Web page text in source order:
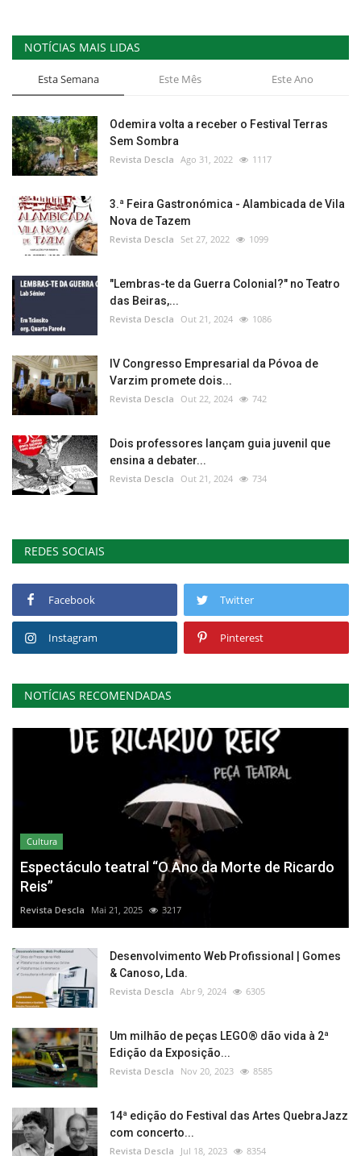
NOTÍCIAS MAIS LIDAS
Esta Semana Este Mês Este Ano
Odemira volta a receber o Festival Terras
Sem Sombra
Revista Descla Ago 31, 2022 1117
3.ª Feira Gastronómica - Alambicada de Vila
Nova de Tazem
Revista Descla Set 27, 2022 1099
"Lembras-te da Guerra Colonial?" no Teatro
das Beiras,...
Revista Descla Out 21, 2024 1086
IV Congresso Empresarial da Póvoa de
Varzim promete dois...
Revista Descla Out 22, 2024 742
Dois professores lançam guia juvenil que
ensina a debater...
Revista Descla Out 21, 2024 734
REDES SOCIAIS
Facebook Twitter
Instagram Pinterest
NOTÍCIAS RECOMENDADAS
Cultura
Espectáculo teatral “O Ano da Morte de Ricardo
Reis”
Revista Descla Mai 21, 2025 3217
Desenvolvimento Web Profissional | Gomes
& Canoso, Lda.
Revista Descla Abr 9, 2024 6305
Um milhão de peças LEGO® dão vida à 2ª
Edição da Exposição...
Revista Descla Nov 20, 2023 8585
14ª edição do Festival das Artes QuebraJazz
com concerto...
Revista Descla Jul 18, 2023 8354